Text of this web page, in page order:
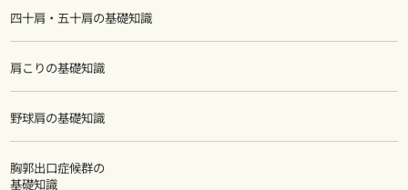
四十肩・五十肩の基礎知識
肩こりの基礎知識
野球肩の基礎知識
胸郭出口症候群の
基礎知識